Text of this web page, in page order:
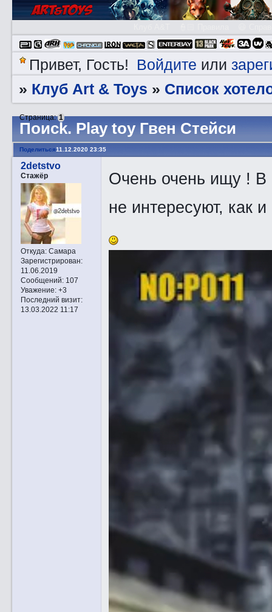
Привет, Гость! Войдите или
» Клуб Art & Toys » Список
Пoиck. Play toy Гвен Стейси
Страница:1
Поделиться11.12.2020 23:35
2detstvo
Стажёр
Откуда:Самара
Зарегистрирован:
11.06.2019
Сообщений:107
Уважение: +3
Последний визит:
13.03.2022 11:17
Очень очень ищу ! В
не интересуют, как